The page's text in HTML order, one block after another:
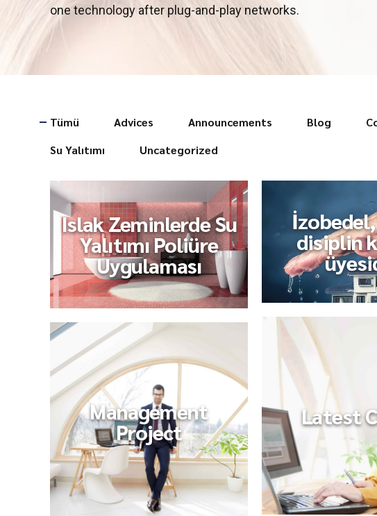
one technology after plug-and-play networks.
Tümü Advices Announcements Blog
Su Yalıtımı
Uncategorized
Islak Zeminlerde Su
Yalıtımı Poliüre
Uygulaması
disiplin
Latest
Management
Project